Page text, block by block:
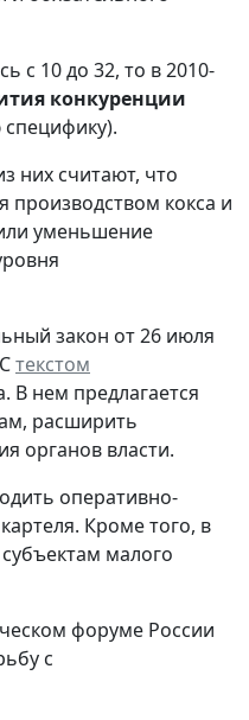
с 10 до 32, то в 2010-
конкуренции
них считают, что
производством кокса и
уменьшение
закон от 26 июля
текстом
В нем предлагается
расширить
органов власти.
оперативно-
Кроме того, в
малого
форуме России
с